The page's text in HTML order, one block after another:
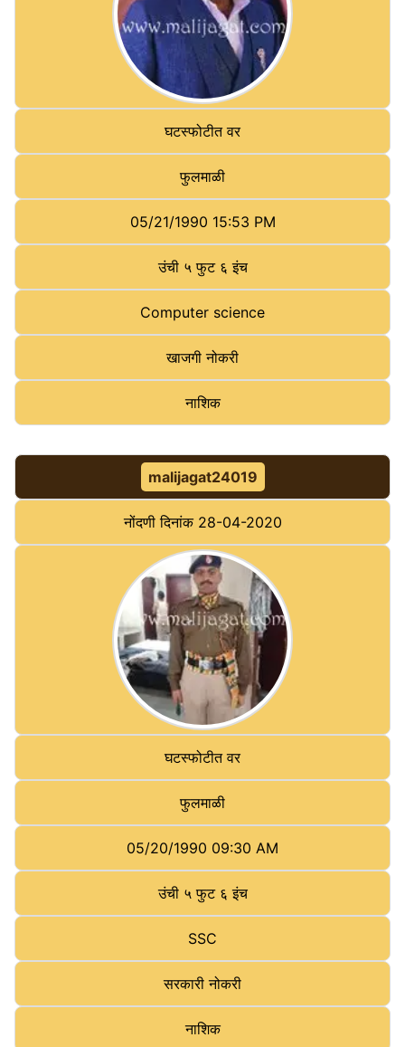
घटस्फोटीत वर
फुलमाळी
05/21/1990 15:53 PM
उंची ५ फुट ६ इंच
Computer science
खाजगी नोकरी
नाशिक
malijagat24019
नोंदणी दिनांक 28-04-2020
घटस्फोटीत वर
फुलमाळी
05/20/1990 09:30 AM
उंची ५ फुट ६ इंच
SSC
सरकारी नोकरी
नाशिक